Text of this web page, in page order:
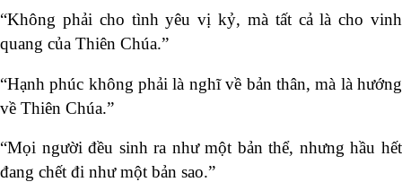
“Không phải cho tình yêu vị kỷ, mà tất cả là cho vinh
quang của Thiên Chúa.”
“Hạnh phúc không phải là nghĩ về bản thân, mà là hướng
về Thiên Chúa.”
“Mọi người đều sinh ra như một bản thể, nhưng hầu hết
đang chết đi như một bản sao.”